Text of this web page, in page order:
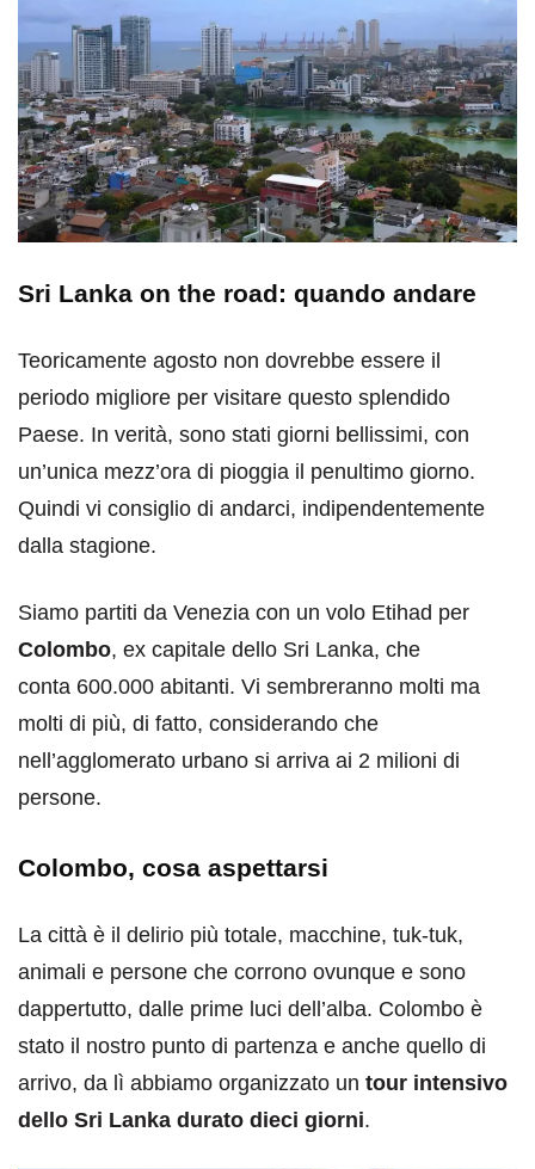
Sri Lanka on the road: quando andare
Teoricamente agosto non dovrebbe essere il
periodo migliore per visitare questo splendido
Paese. In verità, sono stati giorni bellissimi, con
un’unica mezz’ora di pioggia il penultimo giorno.
Quindi vi consiglio di andarci, indipendentemente
dalla stagione.
Siamo partiti da Venezia con un volo Etihad per
Colombo, ex capitale dello Sri Lanka, che
conta 600.000 abitanti. Vi sembreranno molti ma
molti di più, di fatto, considerando che
nell’agglomerato urbano si arriva ai 2 milioni di
persone.
Colombo, cosa aspettarsi
La città è il delirio più totale, macchine, tuk-tuk,
animali e persone che corrono ovunque e sono
dappertutto, dalle prime luci dell’alba. Colombo è
stato il nostro punto di partenza e anche quello di
arrivo, da lì abbiamo organizzato un tour intensivo
dello Sri Lanka durato dieci giorni.